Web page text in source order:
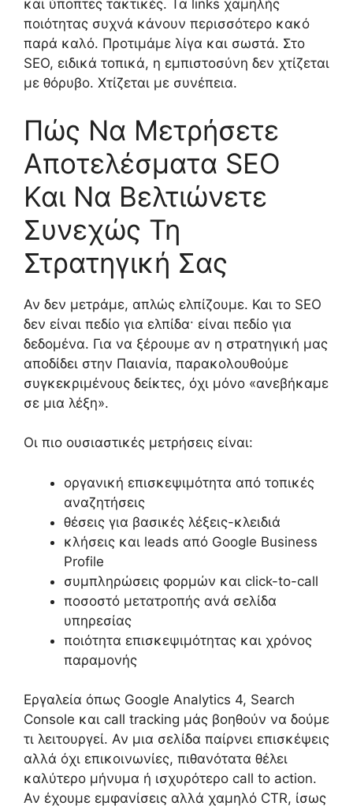
και ύποπτες τακτικές. Τα links χαμηλής
ποιότητας συχνά κάνουν περισσότερο κακό
παρά καλό. Προτιμάμε λίγα και σωστά. Στο
SEO, ειδικά τοπικά, η εμπιστοσύνη δεν χτίζεται
με θόρυβο. Χτίζεται με συνέπεια.
Πώς Να Μετρήσετε
Αποτελέσματα SEO
Και Να Βελτιώνετε
Συνεχώς Τη
Στρατηγική Σας
Αν δεν μετράμε, απλώς ελπίζουμε. Και το SEO
δεν είναι πεδίο για ελπίδα· είναι πεδίο για
δεδομένα. Για να ξέρουμε αν η στρατηγική μας
αποδίδει στην Παιανία, παρακολουθούμε
συγκεκριμένους δείκτες, όχι μόνο «ανεβήκαμε
σε μια λέξη».
Οι πιο ουσιαστικές μετρήσεις είναι:
οργανική επισκεψιμότητα από τοπικές
αναζητήσεις
θέσεις για βασικές λέξεις-κλειδιά
κλήσεις και leads από Google Business
Profile
συμπληρώσεις φορμών και click-to-call
ποσοστό μετατροπής ανά σελίδα
υπηρεσίας
ποιότητα επισκεψιμότητας και χρόνος
παραμονής
Εργαλεία όπως Google Analytics 4, Search
Console και call tracking μάς βοηθούν να δούμε
τι λειτουργεί. Αν μια σελίδα παίρνει επισκέψεις
αλλά όχι επικοινωνίες, πιθανότατα θέλει
καλύτερο μήνυμα ή ισχυρότερο call to action.
Αν έχουμε εμφανίσεις αλλά χαμηλό CTR, ίσως